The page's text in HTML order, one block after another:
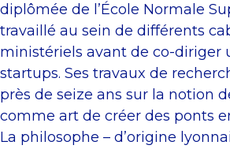
diplômée de l’École Normale
travaillé au sein de différents
ministériels avant de co-diriger
startups. Ses travaux de
près de seize ans sur la notion
comme art de créer des ponts
La philosophe – d’origine